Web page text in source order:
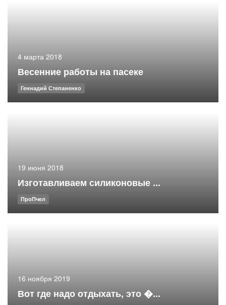
4 марта 2018
Весенние работы на пасеке
Геннадий Степаненко
19 июня 2018
Изготавливаем силиконовые ...
ПроПчел
16 ноября 2019
Вот где надо отдыхать, это �...